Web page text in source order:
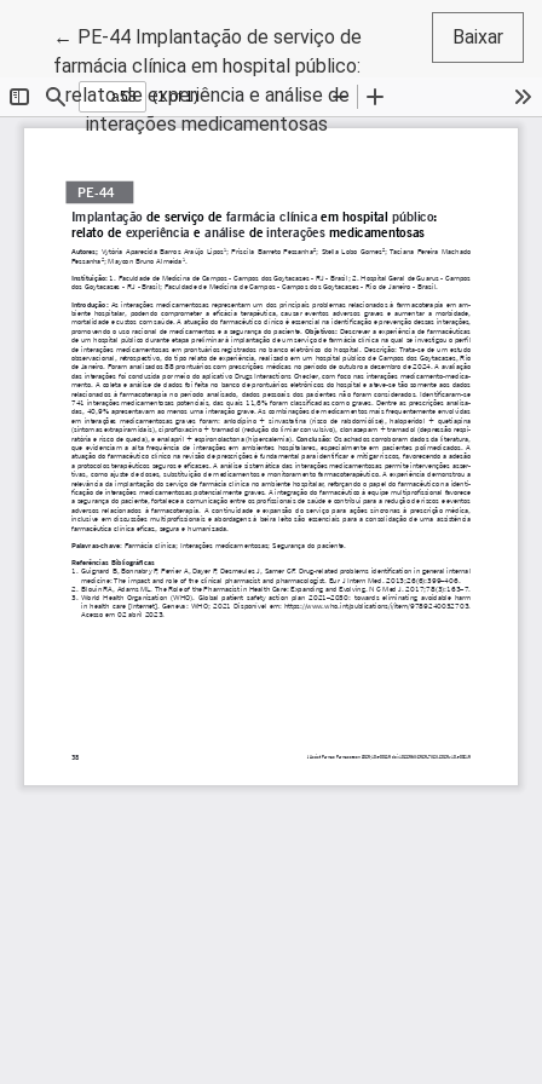
← Voltar aos Detalhes do Artigo
PE-44 Implantação de serviço de
farmácia clínica em hospital público:
relato de experiência e análise de
interações medicamentosas
Baixar